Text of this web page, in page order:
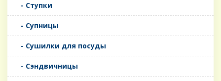
- Ступки
- Супницы
- Сушилки для посуды
- Сэндвичницы